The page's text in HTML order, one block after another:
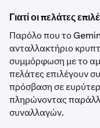
Γιατί οι πελάτες
Παρόλο που το
ανταλλακτήριο
συμμόρφωση με το
πελάτες επιλέγουν
πρόσβαση σε
πληρώνοντας
συναλλαγών.